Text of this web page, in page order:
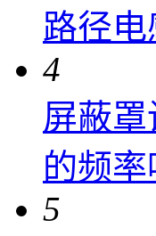
路径
4
屏蔽
的频
5